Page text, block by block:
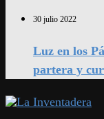
30 julio 2022
Luz en los
partera y